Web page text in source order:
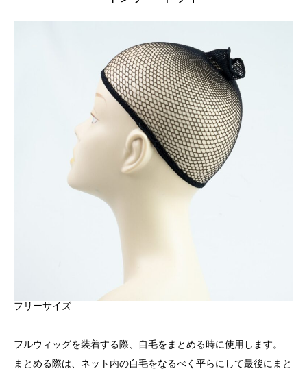
フリーサイズ
フルウィッグを装着する際、自毛をまとめる時に使用します。
まとめる際は、ネット内の自毛をなるべく平らにして最後にまと